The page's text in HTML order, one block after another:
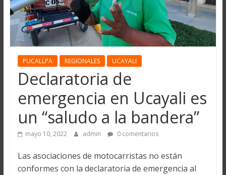
PUCALLPA REGIONALES UCAYALI
Declaratoria de
emergencia en Ucayali es
un “saludo a la bandera”
mayo 10, 2022 admin 0 comentarios
Las asociaciones de motocarristas no están
conformes con la declaratoria de emergencia al